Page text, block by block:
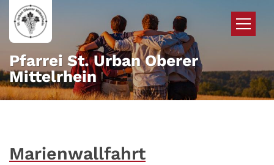
Zum Inhalt springen
Pfarrei St. Urban Oberer
Mittelrhein
Marienwallfahrt